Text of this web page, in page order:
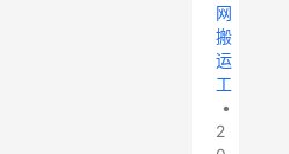
网
搬
运
工
•
2